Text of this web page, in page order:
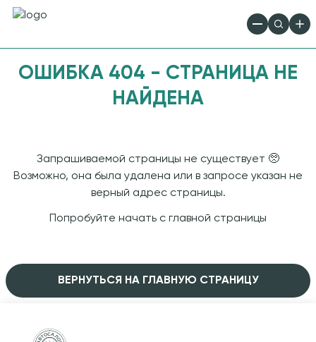
ОШИБКА 404 - СТРАНИЦА НЕ
НАЙДЕНА
Запрашиваемой страницы не существует 🥺
Возможно, она была удалена или в запросе указан не
верный адрес страницы.
Попробуйте начать с главной страницы
ВЕРНУТЬСЯ НА ГЛАВНУЮ СТРАНИЦУ